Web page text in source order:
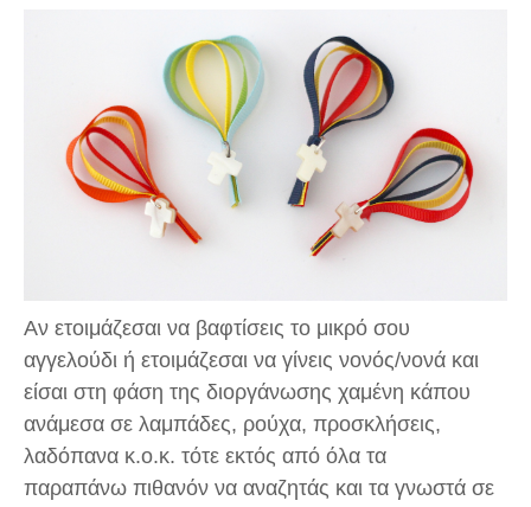
Αν ετοιμάζεσαι να βαφτίσεις το μικρό σου
αγγελούδι ή ετοιμάζεσαι να γίνεις νονός/νονά και
είσαι στη φάση της διοργάνωσης χαμένη κάπου
ανάμεσα σε λαμπάδες, ρούχα, προσκλήσεις,
λαδόπανα κ.ο.κ. τότε εκτός από όλα τα
παραπάνω πιθανόν να αναζητάς και τα γνωστά σε